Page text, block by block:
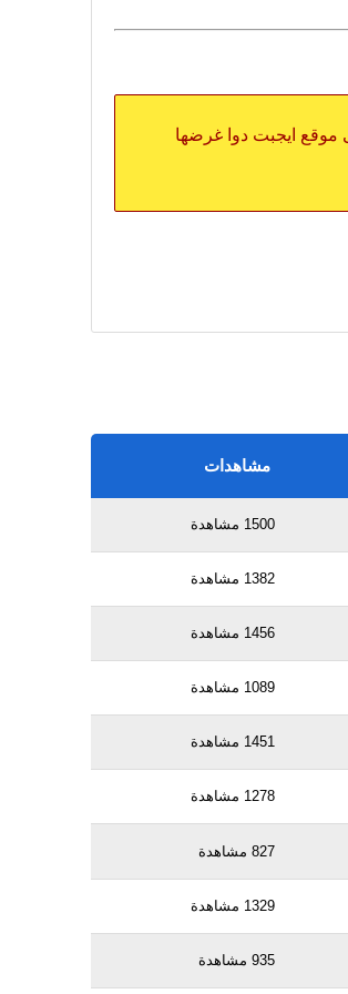
موقع ايجبت دوا غرضها
مشاهدات
1500 مشاهدة
1382 مشاهدة
1456 مشاهدة
1089 مشاهدة
1451 مشاهدة
1278 مشاهدة
827 مشاهدة
1329 مشاهدة
935 مشاهدة